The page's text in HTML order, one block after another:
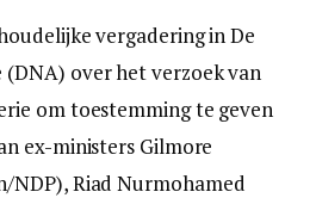
vergadering in De
(DNA) over het verzoek van
om toestemming te geven
ex-ministers Gilmore
NDP), Riad Nurmohamed